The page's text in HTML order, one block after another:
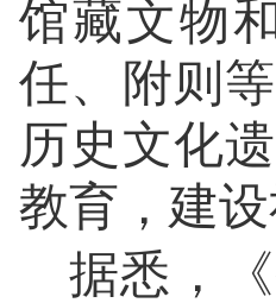
馆藏文物
任、附则
历史文化
教育，建
据悉，